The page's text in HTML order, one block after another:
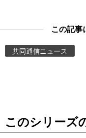
東京
この記事
共同通信ニュース
このシリーズ